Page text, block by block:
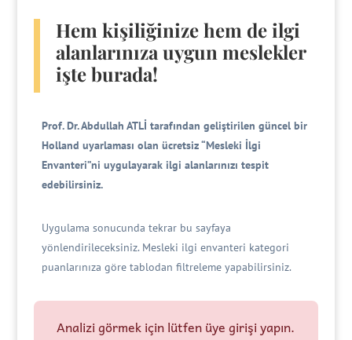
Hem kişiliğinize hem de ilgi
alanlarınıza uygun meslekler
işte burada!
Prof. Dr. Abdullah ATLİ tarafından geliştirilen güncel bir
Holland uyarlaması olan ücretsiz “Mesleki İlgi
Envanteri”ni uygulayarak ilgi alanlarınızı tespit
edebilirsiniz.
Uygulama sonucunda tekrar bu sayfaya
yönlendirileceksiniz. Mesleki ilgi envanteri kategori
puanlarınıza göre tablodan filtreleme yapabilirsiniz.
Analizi görmek için lütfen üye girişi yapın.